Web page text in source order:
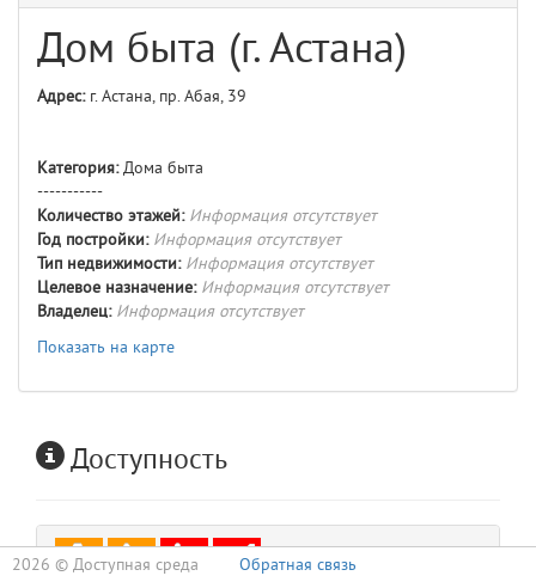
Дом быта (г. Астана)
Адрес:г. Астана, пр. Абая, 39
Категория:Дома быта
-----------
Количество этажей: Информация отсутствует
Год постройки: Информация отсутствует
Тип недвижимости: Информация отсутствует
Целевое назначение: Информация отсутствует
Владелец: Информация отсутствует
Показать на карте
Доступность
Входная группа
2026 © Доступная среда Обратная связь